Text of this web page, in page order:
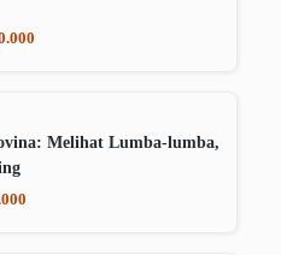
Melihat Lumba-lumba,